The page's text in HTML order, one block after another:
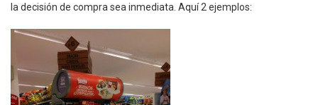
la decisión de compra sea inmediata. Aquí 2 ejemplos: